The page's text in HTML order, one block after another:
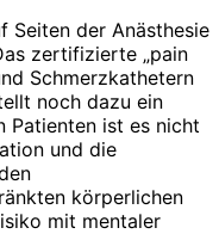
Seiten der Anästhesie
zertifizierte „pain
Schmerzkathetern
noch dazu ein
Patienten ist es nicht
und die
körperlichen
mit mentaler